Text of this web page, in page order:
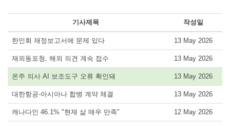
기사제목 작성일
한인회 재정보고서에 문제 있다 13 May 2026
재외동포청, 해외 의견 계속 접수 13 May 2026
온주 의사 AI 보조도구 오류 확인돼 13 May 2026
대한항공-아시아나 합병 계약 체결 13 May 2026
캐나다인 46.1% "현재 삶 매우 만족" 12 May 2026